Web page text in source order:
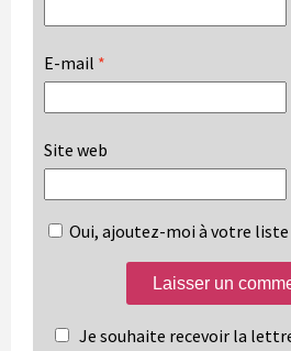
E-mail *
Site web
Oui, ajoutez-moi à votre liste
Je souhaite recevoir la